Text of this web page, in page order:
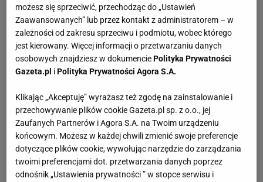
możesz się sprzeciwić, przechodząc do „Ustawień
Zaawansowanych” lub przez kontakt z administratorem – w
zależności od zakresu sprzeciwu i podmiotu, wobec którego
jest kierowany. Więcej informacji o przetwarzaniu danych
osobowych znajdziesz w dokumenciePolityka Prywatności
Gazeta.pl iPolityka Prywatności Agora S.A.
Klikając „Akceptuję” wyrażasz też zgodę na zainstalowanie i
przechowywanie plików cookie Gazeta.pl sp. z o.o., jej
Zaufanych Partnerów i Agora S.A. na Twoim urządzeniu
końcowym. Możesz w każdej chwili zmienić swoje preferencje
dotyczące plików cookie, wywołując narzędzie do zarządzania
twoimi preferencjami dot. przetwarzania danych poprzez
odnośnik „Ustawienia prywatności ” w stopce serwisu i